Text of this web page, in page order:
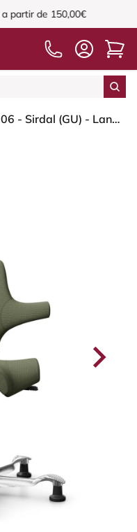
a partir de 150,00€
HÅG Capisco 8106 - Sirdal (GU) - Lana - SRD960 - Green - White - 150mm (seat height 40–55cm) - Glides